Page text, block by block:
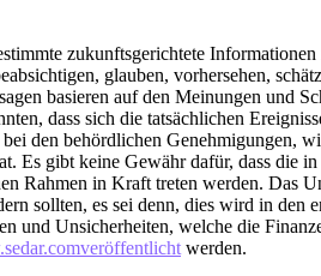
zukunftsgerichtete
glauben, vorhersehen,
basieren auf den Meinungen und
dass sich die tatsächlichen
den behördlichen
gibt keine Gewähr dafür, dass die
Rahmen in Kraft treten werden. Das
sollten, es sei denn, dies wird in
Unsicherheiten, welche die
werden.